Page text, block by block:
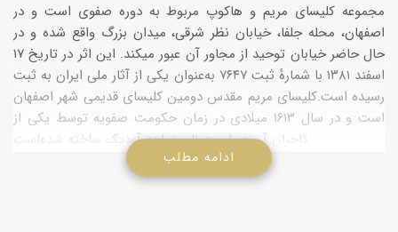
مجموعه کلیسای مریم و هاکوپ مربوط به دوره صفوی است و در
اصفهان، محله جلفا، خیابان نظر شرقی، میدان بزرگ واقع شده و در
حال حاضر خیابان توحید از مجاور آن عبور میکند. این اثر در تاریخ ۱۷
اسفند ۱۳۸۱ با شمارهٔ ثبت ۷۶۴۷ به‌عنوان یکی از آثار ملی ایران به ثبت
رسیده است.کلیسای مریم مقدس دومین کلیسای قدیمی شهر اصفهان
است و در سال ۱۶۱۳ میلادی در زمان حکومت صفویه توسط یکی از
کلیسای مریم در محوطه‌ی میدان بزرگ جلفا روبروی کلیسای بتلهم
ادامه مطلب